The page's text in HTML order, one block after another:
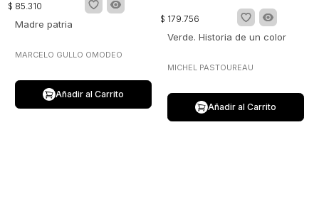
$ 85.310
Madre patria
MARCELO GULLO OMODEO
Añadir al Carrito
$ 179.756
Verde. Historia de un color
MICHEL PASTOUREAU
Añadir al Carrito